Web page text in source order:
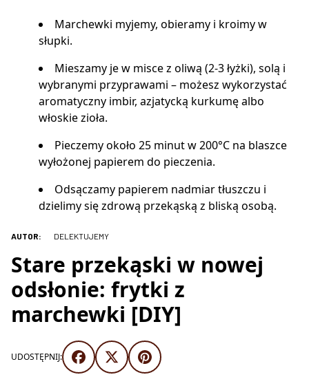
Marchewki myjemy, obieramy i kroimy w
słupki.
Mieszamy je w misce z oliwą (2-3 łyżki), solą i
wybranymi przyprawami – możesz wykorzystać
aromatyczny imbir, azjatycką kurkumę albo
włoskie zioła.
Pieczemy około 25 minut w 200°C na blaszce
wyłożonej papierem do pieczenia.
Odsączamy papierem nadmiar tłuszczu i
dzielimy się zdrową przekąską z bliską osobą.
AUTOR: DELEKTUJEMY
Stare przekąski w nowej
odsłonie: frytki z
marchewki [DIY]
UDOSTĘPNIJ: